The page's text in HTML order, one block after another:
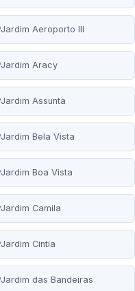
Jardim Aeroporto III
Jardim Aracy
Jardim Assunta
Jardim Bela Vista
Jardim Boa Vista
Jardim Camila
Jardim Cintia
Jardim das Bandeiras